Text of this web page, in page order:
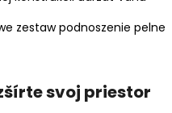
svoj priestor